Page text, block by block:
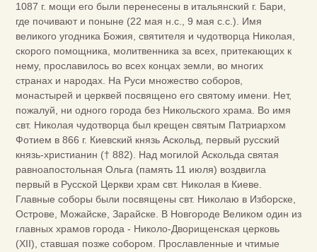
1087 г. мощи его были перенесены в итальянский г. Бари,
где почивают и поныне (22 мая н.с., 9 мая с.с.). Имя
великого угодника Божия, святителя и чудотворца Николая,
скорого помощника, молитвенника за всех, притекающих к
нему, прославилось во всех концах земли, во многих
странах и народах. На Руси множество соборов,
монастырей и церквей посвящено его святому имени. Нет,
пожалуй, ни одного города без Никольского храма. Во имя
свт. Николая чудотворца был крещен святым Патриархом
Фотием в 866 г. Киевский князь Аскольд, первый русский
князь-христианин († 882). Над могилой Аскольда святая
равноапостольная Ольга (память 11 июля) воздвигла
первый в Русской Церкви храм свт. Николая в Киеве.
Главные соборы были посвящены свт. Николаю в Изборске,
Острове, Можайске, Зарайске. В Новгороде Великом один из
главных храмов города - Николо-Дворищенская церковь
(XII), ставшая позже собором. Прославленные и чтимые